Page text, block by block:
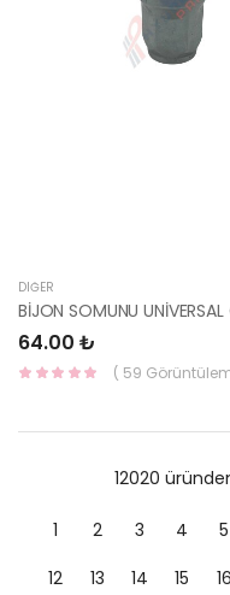
DIĞER
64.00 ₺
( 59
12020
1 2 3 4 5
12
13 14 15 16